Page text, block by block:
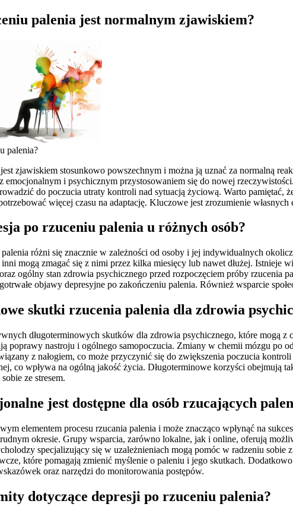
palenia jest normalnym zjawiskiem?
palenia?
zjawiskiem stosunkowo powszechnym i można ją uznać za normalną
emocjonalnym i psychicznym przystosowaniem się do nowej
do poczucia utraty kontroli nad sytuacją życiową. Warto pamiętać,
więcej czasu na adaptację. Kluczowe jest zrozumienie
po rzuceniu palenia u różnych osób?
różni się znacznie w zależności od osoby i jej indywidualnych
mogą zmagać się z nimi przez kilka miesięcy lub nawet dłużej. Istnieje
ogólny stan zdrowia psychicznego przed rozpoczęciem próby rzucenia
objawy depresyjne po zakończeniu palenia. Również wsparcie
skutki rzucenia palenia dla zdrowia
długoterminowych skutków dla zdrowia psychicznego, które mogą
poprawy nastroju i ogólnego samopoczucia. Zmiany w chemii mózgu
z nałogiem, co może przyczynić się do zwiększenia poczucia
co wpływa na ogólną jakość życia. Długoterminowe korzyści obejmują
ze stresem.
jest dostępne dla osób rzucających
elementem procesu rzucania palenia i może znacząco wpłynąć na
okresie. Grupy wsparcia, zarówno lokalne, jak i online, oferują
specjalizujący się w uzależnieniach mogą pomóc w radzeniu sobie
które pomagają zmienić myślenie o paleniu i jego skutkach.
oraz narzędzi do monitorowania postępów.
dotyczące depresji po rzuceniu palenia?